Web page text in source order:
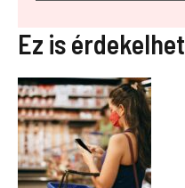
Ez is érdekelhet